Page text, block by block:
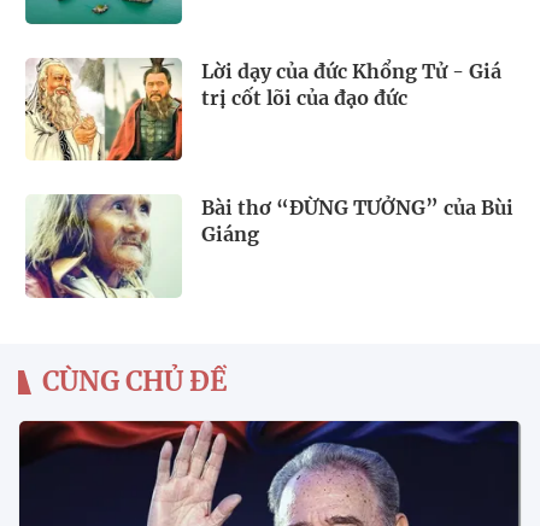
Lời dạy của đức Khổng Tử - Giá
trị cốt lõi của đạo đức
Bài thơ “ĐỪNG TƯỞNG” của Bùi
Giáng
CÙNG CHỦ ĐỀ